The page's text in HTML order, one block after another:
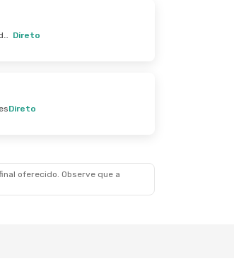
Norwegian Air Sweden Direto
Direto
oferecido. Observe que a